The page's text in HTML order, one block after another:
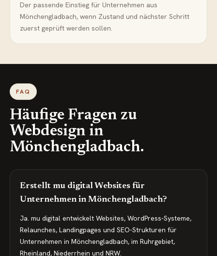
Der passende Einstieg für Unternehmen aus
Mönchengladbach, wenn Zustand und nächster Schritt
zuerst geprüft werden sollen.
FAQ
Häufige Fragen zu
Webdesign in
Mönchengladbach.
Erstellt mu digital Websites für
Unternehmen in Mönchengladbach?
Ja. mu digital entwickelt Websites, WordPress-Systeme,
Relaunches, Landingpages und SEO-Strukturen für
Unternehmen in Mönchengladbach, im Ruhrgebiet,
Rheinland, Niederrhein und NRW.